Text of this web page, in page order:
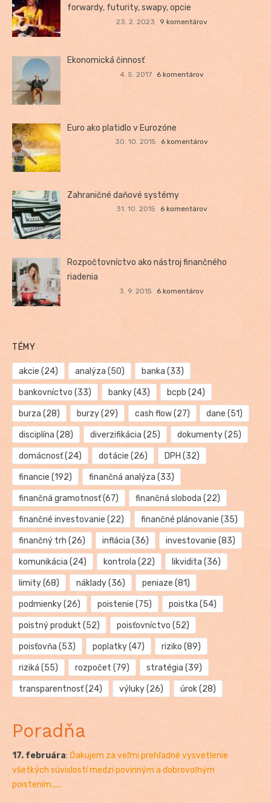
forwardy, futurity, swapy, opcie
23. 2. 2023 9 komentárov
Ekonomická činnosť
4. 5. 2017 6 komentárov
Euro ako platidlo v Eurozóne
30. 10. 2015 6 komentárov
Zahraničné daňové systémy
31. 10. 2015 6 komentárov
Rozpočtovníctvo ako nástroj finančného
riadenia
3. 9. 2015 6 komentárov
TÉMY
akcie (24) analýza (50) banka (33)
bankovníctvo (33) banky(43) bcpb (24)
burza (28) burzy(29) cash flow(27) dane (51)
disciplína (28) diverzifikácia (25) dokumenty(25)
domácnosť(24) dotácie (26) DPH (32)
financie (192) finančná analýza (33)
finančná gramotnosť(67) finančná sloboda (22)
finančné investovanie (22) finančné plánovanie (35)
finančný trh (26) inflácia (36) investovanie (83)
komunikácia (24) kontrola (22) likvidita (36)
limity(68) náklady(36) peniaze (81)
podmienky(26) poistenie (75) poistka (54)
poistný produkt (52) poisťovníctvo (52)
poisťovňa (53) poplatky(47) riziko (89)
riziká (55) rozpočet (79) stratégia (39)
transparentnosť(24) výluky(26) úrok(28)
Poradňa
17. februára: Ďakujem za veľmi prehľadné vysvetlenie
všetkých súvislostí medzi povinným a dobrovoľným
poistením......